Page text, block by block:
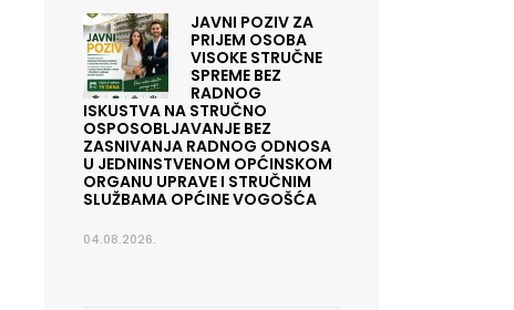
JAVNI POZIV ZA
PRIJEM OSOBA
VISOKE STRUČNE
SPREME BEZ
RADNOG
ISKUSTVA NA STRUČNO
OSPOSOBLJAVANJE BEZ
ZASNIVANJA RADNOG ODNOSA
U JEDNINSTVENOM OPĆINSKOM
ORGANU UPRAVE I STRUČNIM
SLUŽBAMA OPĆINE VOGOŠĆA
04.08.2026.